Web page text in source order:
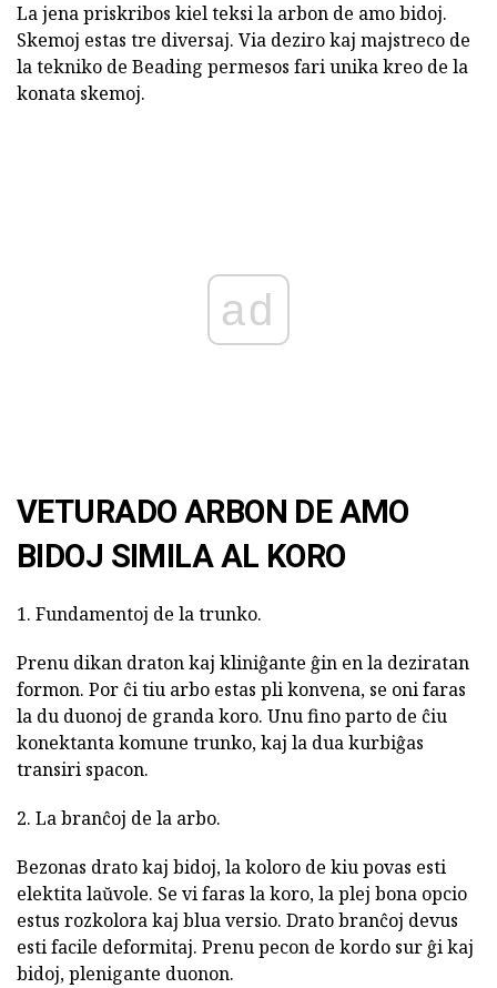
La jena priskribos kiel teksi la arbon de amo bidoj.
Skemoj estas tre diversaj. Via deziro kaj majstreco de
la tekniko de Beading permesos fari unika kreo de la
konata skemoj.
ad
VETURADO ARBON DE AMO
BIDOJ SIMILA AL KORO
1. Fundamentoj de la trunko.
Prenu dikan draton kaj kliniĝante ĝin en la deziratan
formon. Por ĉi tiu arbo estas pli konvena, se oni faras
la du duonoj de granda koro. Unu fino parto de ĉiu
konektanta komune trunko, kaj la dua kurbiĝas
transiri spacon.
2. La branĉoj de la arbo.
Bezonas drato kaj bidoj, la koloro de kiu povas esti
elektita laŭvole. Se vi faras la koro, la plej bona opcio
estus rozkolora kaj blua versio. Drato branĉoj devus
esti facile deformitaj. Prenu pecon de kordo sur ĝi kaj
bidoj, plenigante duonon.